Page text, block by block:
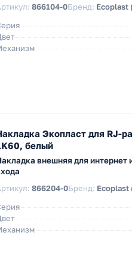
866104-0Бренд: Ecoplast
Экопласт для RJ-
белый
внешняя для интернет
866204-0Бренд: Ecoplast